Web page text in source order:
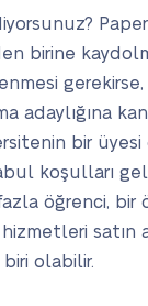
birine
bir üyesi
koşulları
öğrenci,
satın
olabilir.